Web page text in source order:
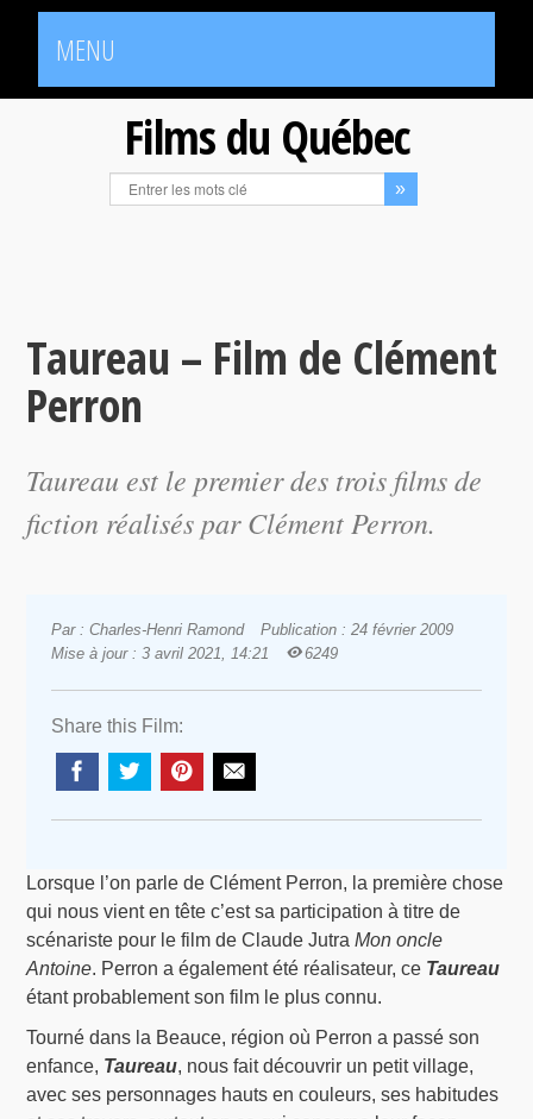
MENU
Films du Québec
Taureau – Film de Clément
Perron
Taureau est le premier des trois films de
fiction réalisés par Clément Perron.
Par : Charles-Henri Ramond
Publication : 24 février 2009
Mise à jour : 3 avril 2021, 14:21
6249
Share this Film:
Lorsque l’on parle de Clément Perron, la première chose
qui nous vient en tête c’est sa participation à titre de
scénariste pour le film de Claude JutraMon oncle
Antoine. Perron a également été réalisateur, ce Taureau
étant probablement son film le plus connu.
Tourné dans la Beauce, région où Perron a passé son
enfance, Taureau, nous fait découvrir un petit village,
avec ses personnages hauts en couleurs, ses habitudes